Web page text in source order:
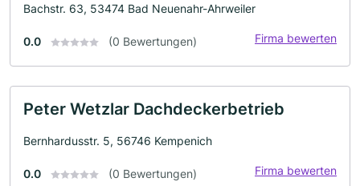
Bachstr. 63, 53474 Bad Neuenahr-Ahrweiler
0.0 (0 Bewertungen) Firma bewerten
Peter Wetzlar Dachdeckerbetrieb
Bernhardusstr. 5, 56746 Kempenich
0.0 (0 Bewertungen) Firma bewerten